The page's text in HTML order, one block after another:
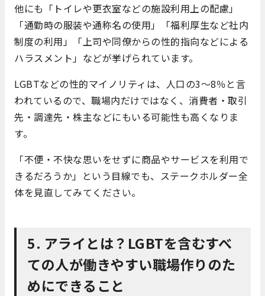
他にも「トイレや更衣室などの施設利用上の配慮」
「通勤時の服装や通称名の使用」「福利厚生など社内
制度の利用」「上司や同僚からの性的指向などによる
ハラスメント」などが挙げられています。
LGBTなどの性的マイノリティは、人口の3〜8％と言
われているので、職場内だけではなく、消費者・取引
先・調達先・株主などにもいる可能性も高くなりま
す。
「不便・不快な思いをせずに商品やサービスを利用で
きるだろうか」という目線でも、ステークホルダー全
体を見直してみてください。
5. アライとは？LGBTを含むすべ
ての人が働きやすい職場作りのた
めにできること